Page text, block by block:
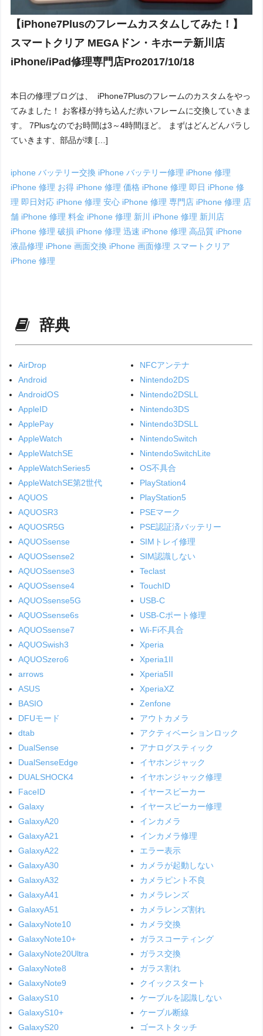
【iPhone7Plusのフレームカスタムしてみた！】
スマートクリア MEGAドン・キホーテ新川店
iPhone/iPad修理専門店Pro2017/10/18
本日の修理ブログは、 iPhone7Plusのフレームのカスタムをやっ
てみました！ お客様が持ち込んだ赤いフレームに交換していきま
す。 7Plusなのでお時間は3～4時間ほど。 まずはどんどんバラし
ていきます、部品が壊 […]
iphone バッテリー交換 iPhone バッテリー修理 iPhone 修理
iPhone 修理 お得 iPhone 修理 価格 iPhone 修理 即日 iPhone 修
理 即日対応 iPhone 修理 安心 iPhone 修理 専門店 iPhone 修理 店
舗 iPhone 修理 料金 iPhone 修理 新川 iPhone 修理 新川店
iPhone 修理 破損 iPhone 修理 迅速 iPhone 修理 高品質 iPhone
液晶修理 iPhone 画面交換 iPhone 画面修理 スマートクリア
iPhone 修理
辞典
AirDrop
Android
AndroidOS
AppleID
ApplePay
AppleWatch
AppleWatchSE
AppleWatchSeries5
AppleWatchSE第2世代
AQUOS
AQUOSR3
AQUOSR5G
AQUOSsense
AQUOSsense2
AQUOSsense3
AQUOSsense4
AQUOSsense5G
AQUOSsense6s
AQUOSsense7
AQUOSwish3
AQUOSzero6
arrows
ASUS
BASIO
DFUモード
dtab
DualSense
DualSenseEdge
DUALSHOCK4
FaceID
Galaxy
GalaxyA20
GalaxyA21
GalaxyA22
GalaxyA30
GalaxyA32
GalaxyA41
GalaxyA51
GalaxyNote10
GalaxyNote10+
GalaxyNote20Ultra
GalaxyNote8
GalaxyNote9
GalaxyS10
GalaxyS10+
GalaxyS20
NFCアンテナ
Nintendo2DS
Nintendo2DSLL
Nintendo3DS
Nintendo3DSLL
NintendoSwitch
NintendoSwitchLite
OS不具合
PlayStation4
PlayStation5
PSEマーク
PSE認証済バッテリー
SIMトレイ修理
SIM認識しない
Teclast
TouchID
USB-C
USB-Cポート修理
Wi-Fi不具合
Xperia
Xperia1II
Xperia5II
XperiaXZ
Zenfone
アウトカメラ
アクティベーションロック
アナログスティック
イヤホンジャック
イヤホンジャック修理
イヤースピーカー
イヤースピーカー修理
インカメラ
インカメラ修理
エラー表示
カメラが起動しない
カメラピント不良
カメラレンズ
カメラレンズ割れ
カメラ交換
ガラスコーティング
ガラス交換
ガラス割れ
クイックスタート
ケーブルを認識しない
ケーブル断線
ゴーストタッチ